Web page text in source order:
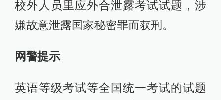
校外人员里应外合泄露考试试题，涉
嫌故意泄露国家秘密罪而获刑。
网警提示
英语等级考试等全国统一考试的试题